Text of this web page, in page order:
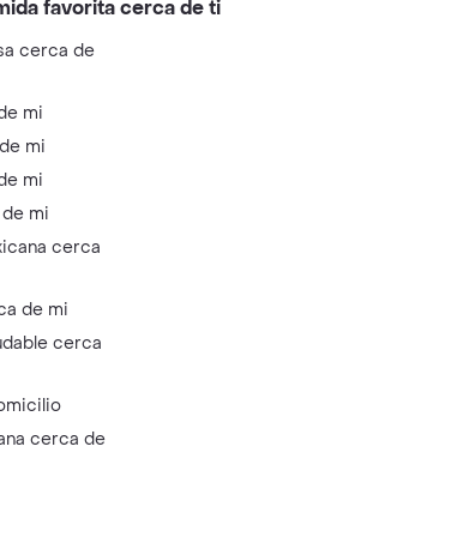
favorita cerca de ti
cerca de
mi
mi
mi
mi
cerca
de mi
cerca
cerca de